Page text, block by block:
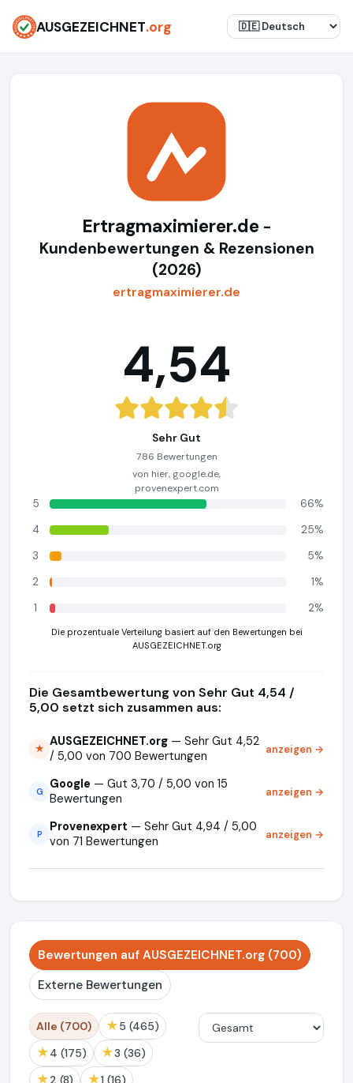
AUSGEZEICHNET.org
Ertragmaximierer.de -
Kundenbewertungen & Rezensionen
(2026)
ertragmaximierer.de
4,54
Sehr Gut
786 Bewertungen
von hier, google.de,
provenexpert.com
5
66%
4
25%
3
5%
2
1%
1
2%
Die prozentuale Verteilung basiert auf den Bewertungen bei
AUSGEZEICHNET.org
Die Gesamtbewertung von Sehr Gut 4,54 /
5,00 setzt sich zusammen aus:
★ AUSGEZEICHNET.org — Sehr Gut 4,52
/ 5,00 von 700 Bewertungen
anzeigen →
G Google — Gut 3,70 / 5,00 von 15
Bewertungen
anzeigen →
P Provenexpert — Sehr Gut 4,94 / 5,00
von 71 Bewertungen
anzeigen →
Bewertungen auf AUSGEZEICHNET.org (700)
Externe Bewertungen
Alle (700) ★ 5 (465)
★ 4 (175) ★ 3 (36)
★ 2 (8) ★ 1 (16)